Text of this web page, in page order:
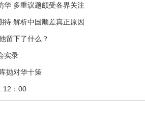
华 多重议题颇受各界关注
待 解析中国顺差真正原因
留下了什么？
实录
抛对华十策
12：00